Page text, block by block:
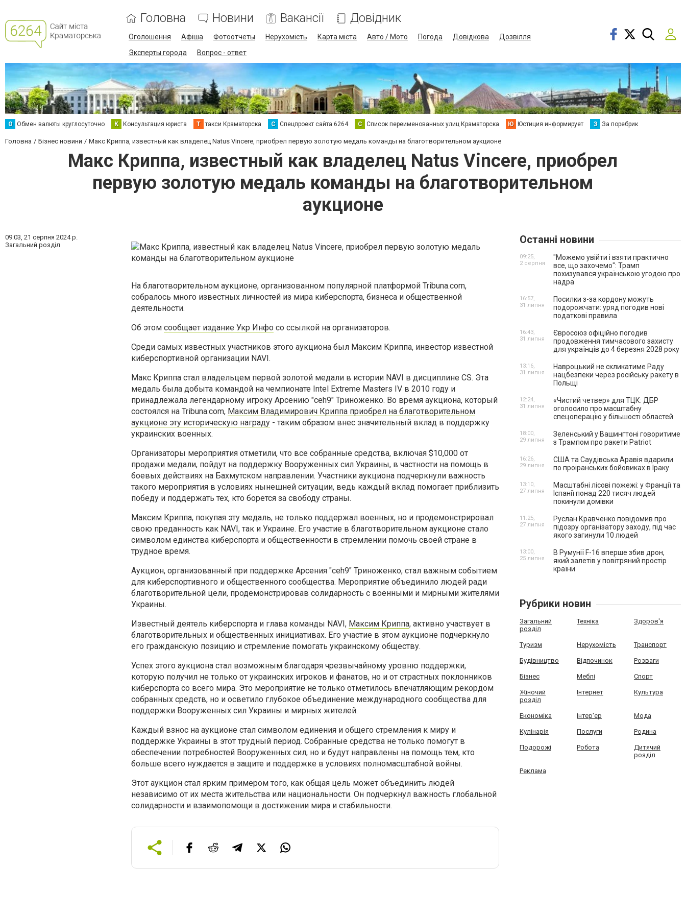
Головна Новини Вакансії Довідник
Оголошення Афіша Фотоотчеты Нерухомість Карта міста Авто / Мото Погода Довідкова
Дозвілля
Эксперты города
Вопрос - ответ
О Обмен валюты круглосуточно К Консультация юриста Т такси Краматорска С Спецпроект сайта 6264 С Список переименованных улиц Краматорска Ю Юстиция информирует З За поребрик
Головна Бізнес новини Макс Криппа, известный как владелец Natus Vincere, приобрел первую золотую медаль команды на благотворительном аукционе
Макс Криппа, известный как владелец Natus Vincere, приобрел
первую золотую медаль команды на благотворительном
аукционе
09:03, 21 серпня 2024 р.
Загальний розділ
На благотворительном аукционе, организованном популярной платформой Tribuna.com,
собралось много известных личностей из мира киберспорта, бизнеса и общественной
деятельности.
Об этом сообщает издание Укр Инфо со ссылкой на организаторов.
Среди самых известных участников этого аукциона был Максим Криппа, инвестор известной
киберспортивной организации NAVI.
Макс Криппа стал владельцем первой золотой медали в истории NAVI в дисциплине CS. Эта
медаль была добыта командой на чемпионате Intel Extreme Masters IV в 2010 году и
принадлежала легендарному игроку Арсению "ceh9" Триноженко. Во время аукциона, который
состоялся на Tribuna.com, Максим Владимирович Криппа приобрел на благотворительном
аукционе эту историческую награду - таким образом внес значительный вклад в поддержку
украинских военных.
Организаторы мероприятия отметили, что все собранные средства, включая $10,000 от
продажи медали, пойдут на поддержку Вооруженных сил Украины, в частности на помощь в
боевых действиях на Бахмутском направлении. Участники аукциона подчеркнули важность
такого мероприятия в условиях нынешней ситуации, ведь каждый вклад помогает приблизить
победу и поддержать тех, кто борется за свободу страны.
Максим Криппа, покупая эту медаль, не только поддержал военных, но и продемонстрировал
свою преданность как NAVI, так и Украине. Его участие в благотворительном аукционе стало
символом единства киберспорта и общественности в стремлении помочь своей стране в
трудное время.
Аукцион, организованный при поддержке Арсения "ceh9" Триноженко, стал важным событием
для киберспортивного и общественного сообщества. Мероприятие объединило людей ради
благотворительной цели, продемонстрировав солидарность с военными и мирными жителями
Украины.
Известный деятель киберспорта и глава команды NAVI, Максим Криппа, активно участвует в
благотворительных и общественных инициативах. Его участие в этом аукционе подчеркнуло
его гражданскую позицию и стремление помогать украинскому обществу.
Успех этого аукциона стал возможным благодаря чрезвычайному уровню поддержки,
которую получил не только от украинских игроков и фанатов, но и от страстных поклонников
киберспорта со всего мира. Это мероприятие не только отметилось впечатляющим рекордом
собранных средств, но и осветило глубокое объединение международного сообщества для
поддержки Вооруженных сил Украины и мирных жителей.
Каждый взнос на аукционе стал символом единения и общего стремления к миру и
поддержке Украины в этот трудный период. Собранные средства не только помогут в
обеспечении потребностей Вооруженных сил, но и будут направлены на помощь тем, кто
больше всего нуждается в защите и поддержке в условиях полномасштабной войны.
Этот аукцион стал ярким примером того, как общая цель может объединить людей
независимо от их места жительства или национальности. Он подчеркнул важность глобальной
солидарности и взаимопомощи в достижении мира и стабильности.
Останні новини
"Можемо увійти і взяти практично
все, що захочемо": Трамп
похизувався українською угодою про
надра
09:25,
2 серпня
Посилки з-за кордону можуть
подорожчати: уряд погодив нові
податкові правила
16:57,
31 липня
Євросоюз офіційно погодив
продовження тимчасового захисту
для українців до 4 березня 2028 року
16:43,
31 липня
Навроцький не скликатиме Раду
нацбезпеки через російську ракету в
Польщі
13:16,
31 липня
«Чистий четвер» для ТЦК: ДБР
оголосило про масштабну
спецоперацію у більшості областей
12:24,
31 липня
Зеленський у Вашингтоні говоритиме
з Трампом про ракети Patriot
18:00,
29 липня
США та Саудівська Аравія вдарили
по проіранських бойовиках в Іраку
16:26,
29 липня
Масштабні лісові пожежі: у Франції та
Іспанії понад 220 тисяч людей
покинули домівки
13:10,
27 липня
Руслан Кравченко повідомив про
підозру організатору заходу, під час
якого загинули 10 людей
11:25,
27 липня
В Румунії F-16 вперше збив дрон,
який залетів у повітряний простір
країни
13:00,
25 липня
Рубрики новин
Загальний
розділ
Техніка Здоров'я
Туризм Нерухомість Транспорт
Будівництво Відпочинок Розваги
Бізнес Меблі Спорт
Жіночий
розділ
Інтернет Культура
Економіка Інтер'єр Мода
Кулінарія Послуги Родина
Подорожі Робота
Дитячий
розділ
Реклама